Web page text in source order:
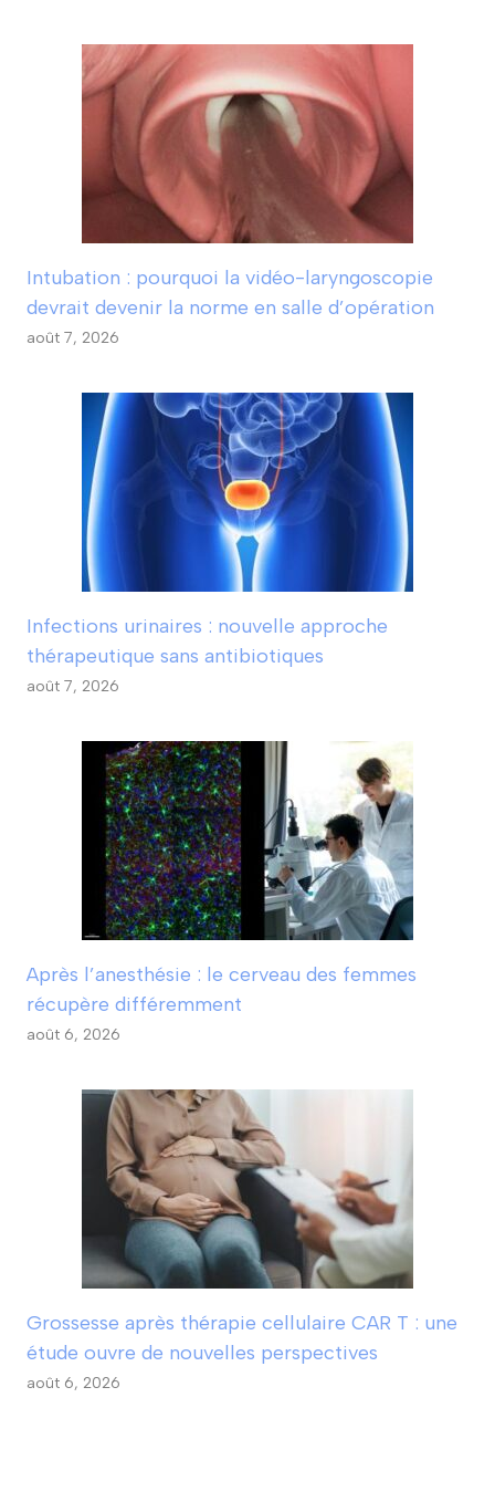
Intubation : pourquoi la vidéo-laryngoscopie
devrait devenir la norme en salle d’opération
août 7, 2026
Infections urinaires : nouvelle approche
thérapeutique sans antibiotiques
août 7, 2026
Après l’anesthésie : le cerveau des femmes
récupère différemment
août 6, 2026
Grossesse après thérapie cellulaire CAR T : une
étude ouvre de nouvelles perspectives
août 6, 2026